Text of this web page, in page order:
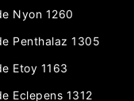
Nyon 1260
Penthalaz 1305
Etoy 1163
Eclepens 1312